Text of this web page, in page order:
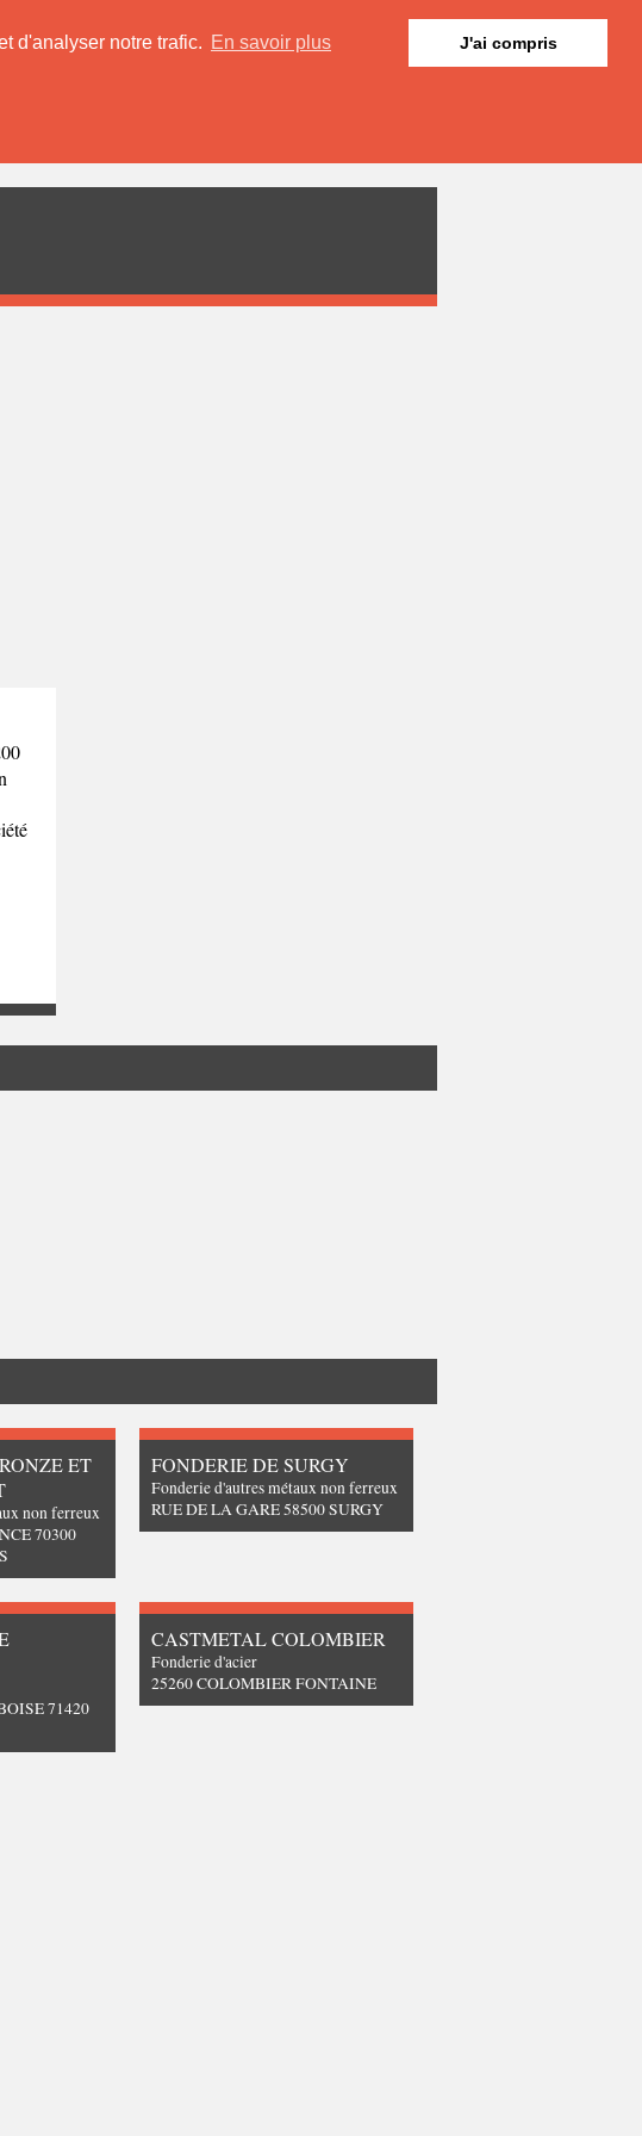
d'analyser notre trafic. En savoir plus J'ai compris
ET
non ferreux
70300
FONDERIE DE SURGY
Fonderie d'autres métaux non ferreux
RUE DE LA GARE 58500 SURGY
71420
CASTMETAL COLOMBIER
Fonderie d'acier
25260 COLOMBIER FONTAINE